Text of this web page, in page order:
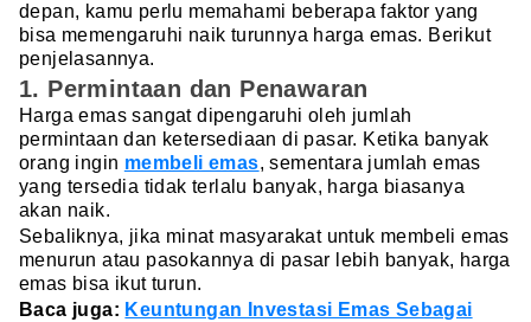
depan, kamu perlu memahami beberapa faktor yang
bisa memengaruhi naik turunnya harga emas. Berikut
penjelasannya.
1. Permintaan dan Penawaran
Harga emas sangat dipengaruhi oleh jumlah
permintaan dan ketersediaan di pasar. Ketika banyak
orang ingin membeli emas, sementara jumlah emas
yang tersedia tidak terlalu banyak, harga biasanya
akan naik.
Sebaliknya, jika minat masyarakat untuk membeli emas
menurun atau pasokannya di pasar lebih banyak, harga
emas bisa ikut turun.
Baca juga: Keuntungan Investasi Emas Sebagai